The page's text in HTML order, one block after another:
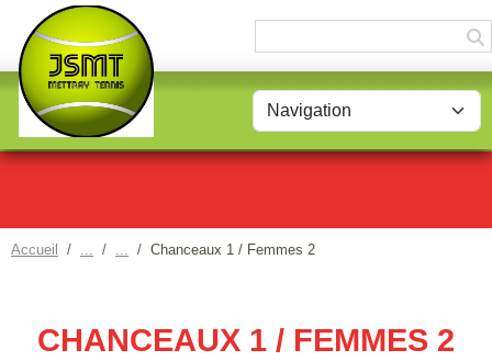
Accueil Chanceaux 1 / Femmes 2
CHANCEAUX 1 / FEMMES 2
Panneau de gestion des cookies